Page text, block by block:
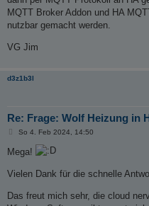
MQTT Broker Addon und HA
nutzbar gemacht werden.
VG Jim
d3z1b3l
Re: Frage: Wolf Heizung in
B
t
a
So 4. Feb 2024, 14:50
Mega!
Vielen Dank für die schnelle
Das freut mich sehr, die cloud